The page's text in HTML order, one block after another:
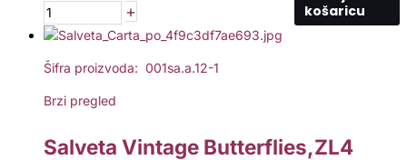
+
košaricu
Šifra proizvoda: 001sa.a.12-1
Brzi pregled
Salveta Vintage Butterflies,ZL4